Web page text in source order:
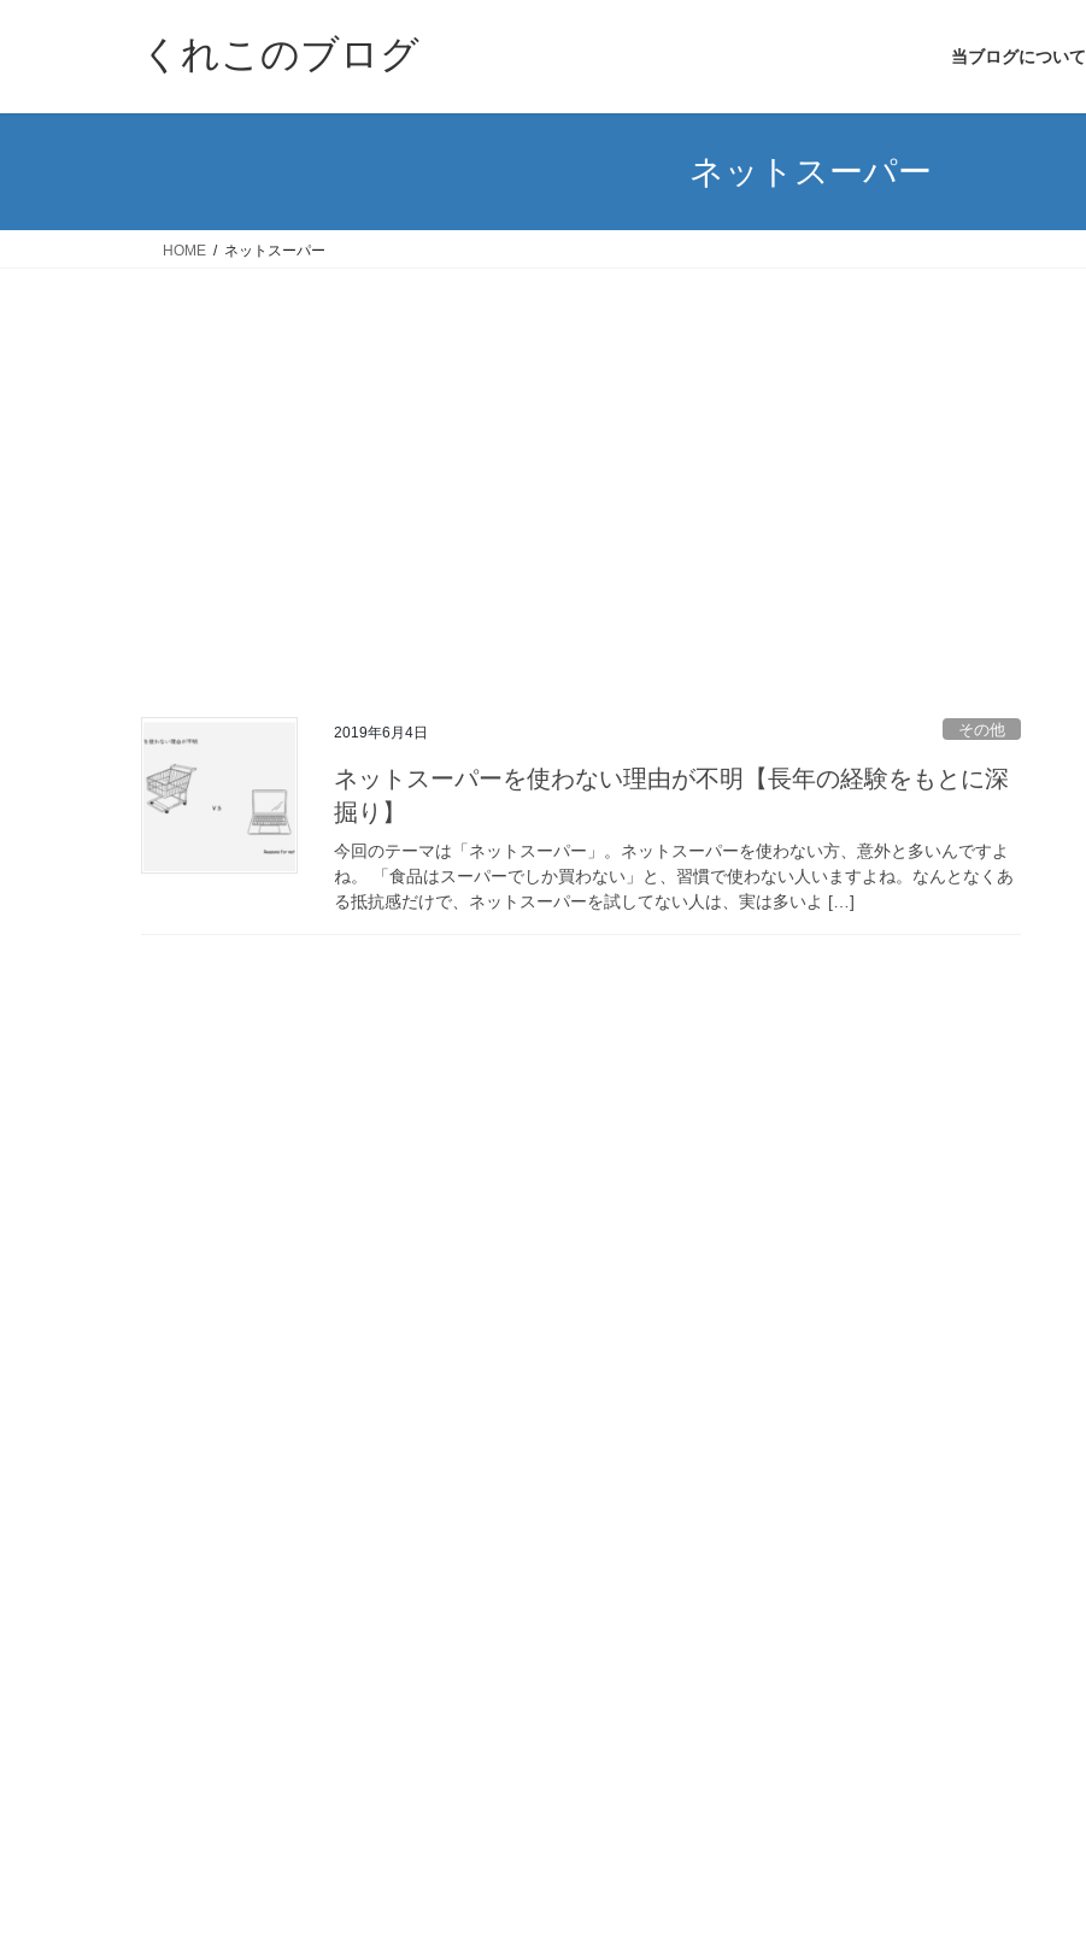
くれこのブログ 当ブログについて
ネットスーパー
HOME ネットスーパー
2019年6月4日 その他
ネットスーパーを使わない理由が不明【長年の経験をもとに深
掘り】
今回のテーマは「ネットスーパー」。ネットスーパーを使わない方、意外と多いんですよ
ね。 「食品はスーパーでしか買わない」と、習慣で使わない人いますよね。なんとなくあ
る抵抗感だけで、ネットスーパーを試してない人は、実は多いよ […]